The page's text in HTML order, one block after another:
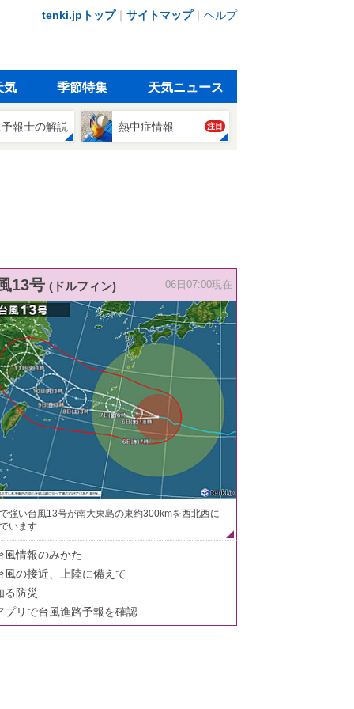
tenki.jpトップ｜ サイトマップ｜ ヘルプ
気 季節特集 天気ニュース
報士の解説 熱中症情報 注目
13号 (ドルフィン) 06日07:00現在
強い台風13号が南大東島の東約300kmを西北西に
います
風情報のみかた
風の接近、上陸に備えて
る防災
プリで台風進路予報を確認